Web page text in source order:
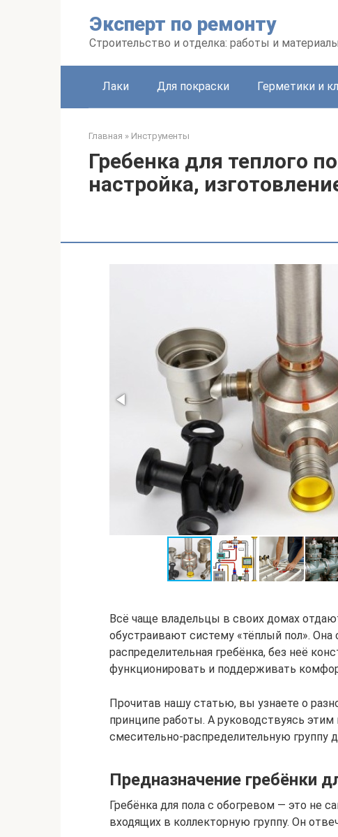
Эксперт по ремонту
Строительство и отделка: работы и материалы
Лаки Для покраски Герметики и
Главная » Инструменты
Гребенка для теплого
настройка,
Всё чаще владельцы в своих домах
обустраивают систему «тёплый пол».
распределительная гребёнка, без неё
функционировать и поддерживать
Прочитав нашу статью, вы узнаете о
принципе работы. А руководствуясь
смесительно-распределительную группу
Предназначение гребёнки
Гребёнка для пола с обогревом — это не
входящих в коллекторную группу. Он